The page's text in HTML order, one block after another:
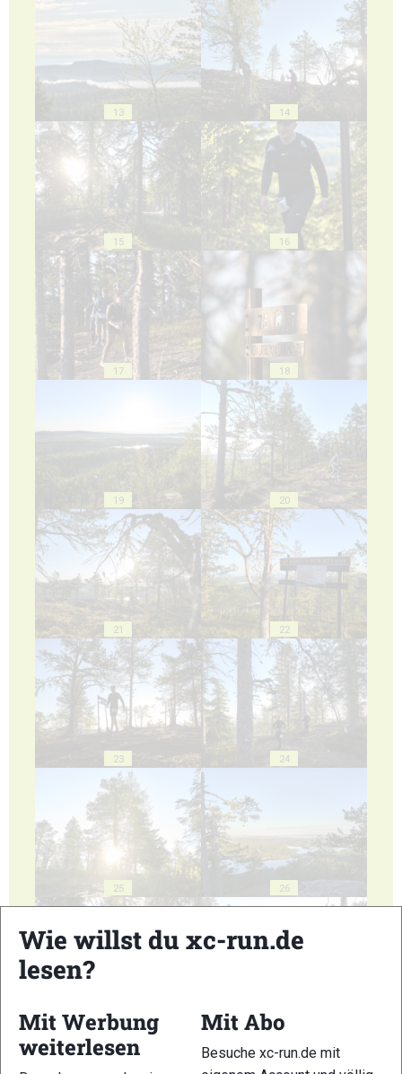
13 14
15 16
17 18
19 20
21 22
23 24
25 26
27 28
Wie willst du xc-run.de
lesen?
Mit Werbung
weiterlesen
Mit Abo
Besuche xc-run.de mit